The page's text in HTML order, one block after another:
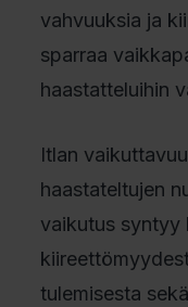
vahvuuksia ja
sparraa
haastatteluihin
Itlan
haastateltujen
vaikutus syntyy
tulemisesta